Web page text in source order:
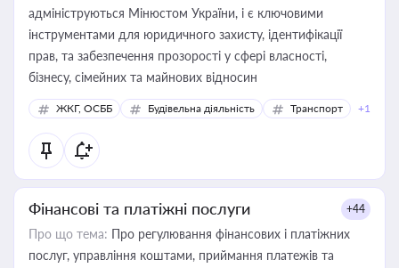
адмініструються Мінюстом України, і є ключовими
інструментами для юридичного захисту, ідентифікації
прав, та забезпечення прозорості у сфері власності,
бізнесу, сімейних та майнових відносин
ЖКГ, ОСББ Будівельна діяльність Транспорт +1
Фінансові та платіжні послуги +44
Про що тема: Про регулювання фінансових і платіжних
послуг, управління коштами, приймання платежів та